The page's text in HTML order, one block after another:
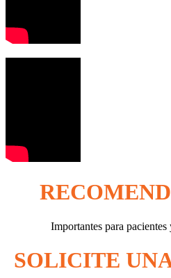
Importantes para
SOLICITE